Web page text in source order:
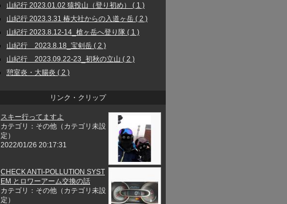
山紀行 2023.01.02 猿投山（登り初め） ( 1 )
山紀行 2023.3.31 椿大社からの入道ヶ岳 ( 2 )
山紀行 2023.8.12-14_槍ヶ岳へ登り隊 ( 1 )
山紀行 2023.8.18_宝剣岳 ( 2 )
山紀行 2023.09.22-23_初秋の立山 ( 2 )
憩室炎・大腸炎 ( 2 )
リンク・クリップ
スキー行ってますよ
カテゴリ：その他（カテゴリ未設
定）
2022/01/26 20:17:31
CHECK ANTI-POLLUTION SYST
EM とロワーアーム交換の話
カテゴリ：その他（カテゴリ未設
定）